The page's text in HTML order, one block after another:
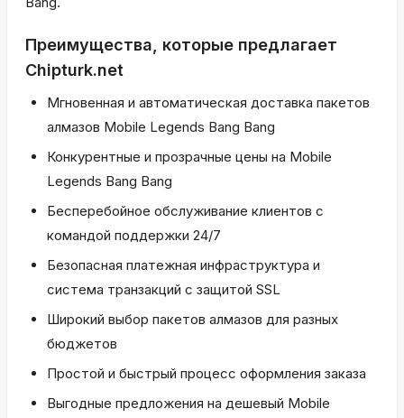
Преимущества, которые предлагает
Chipturk.net
Мгновенная и автоматическая доставка пакетов
алмазов Mobile Legends Bang Bang
Конкурентные и прозрачные цены на Mobile
Legends Bang Bang
Бесперебойное обслуживание клиентов с
командой поддержки 24/7
Безопасная платежная инфраструктура и
система транзакций с защитой SSL
Широкий выбор пакетов алмазов для разных
бюджетов
Простой и быстрый процесс оформления заказа
Выгодные предложения на дешевый Mobile